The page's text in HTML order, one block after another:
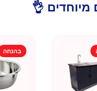
מיוחדים 👌
בהנחה